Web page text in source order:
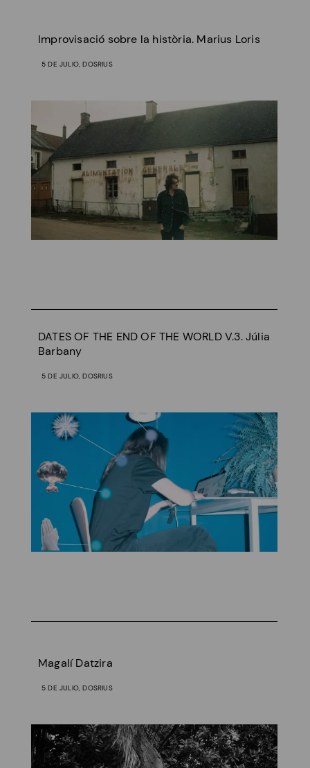
Improvisació sobre la història. Marius Loris
5 DE JULIO, DOSRIUS
DATES OF THE END OF THE WORLD V.3. Júlia
Barbany
5 DE JULIO, DOSRIUS
Magalí Datzira
5 DE JULIO, DOSRIUS